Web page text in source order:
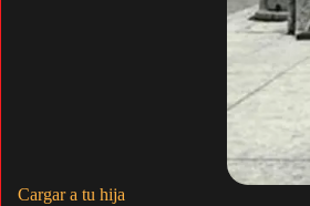
Cargar a tu hija